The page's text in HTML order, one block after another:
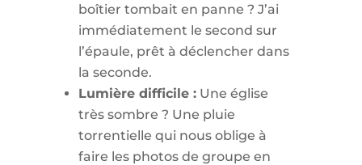
boîtier tombait en panne ? J’ai
immédiatement le second sur
l’épaule, prêt à déclencher dans
la seconde.
Lumière difficile :Une église
très sombre ? Une pluie
torrentielle qui nous oblige à
faire les photos de groupe en